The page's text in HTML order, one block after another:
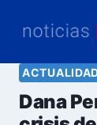
Dana